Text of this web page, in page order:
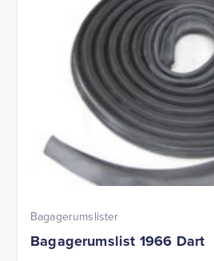
Bagagerumslister
Bagagerumslist 1966 Dart